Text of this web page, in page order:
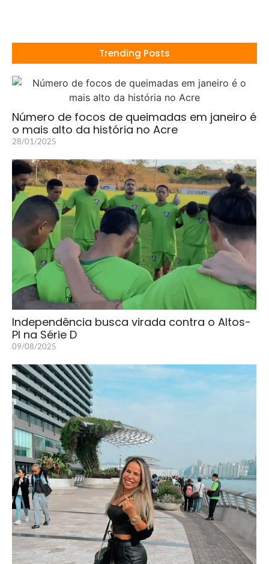
Trending Posts
Número de focos de queimadas em janeiro é
o mais alto da história no Acre
28/01/2025
Independência busca virada contra o Altos-
PI na Série D
09/08/2025